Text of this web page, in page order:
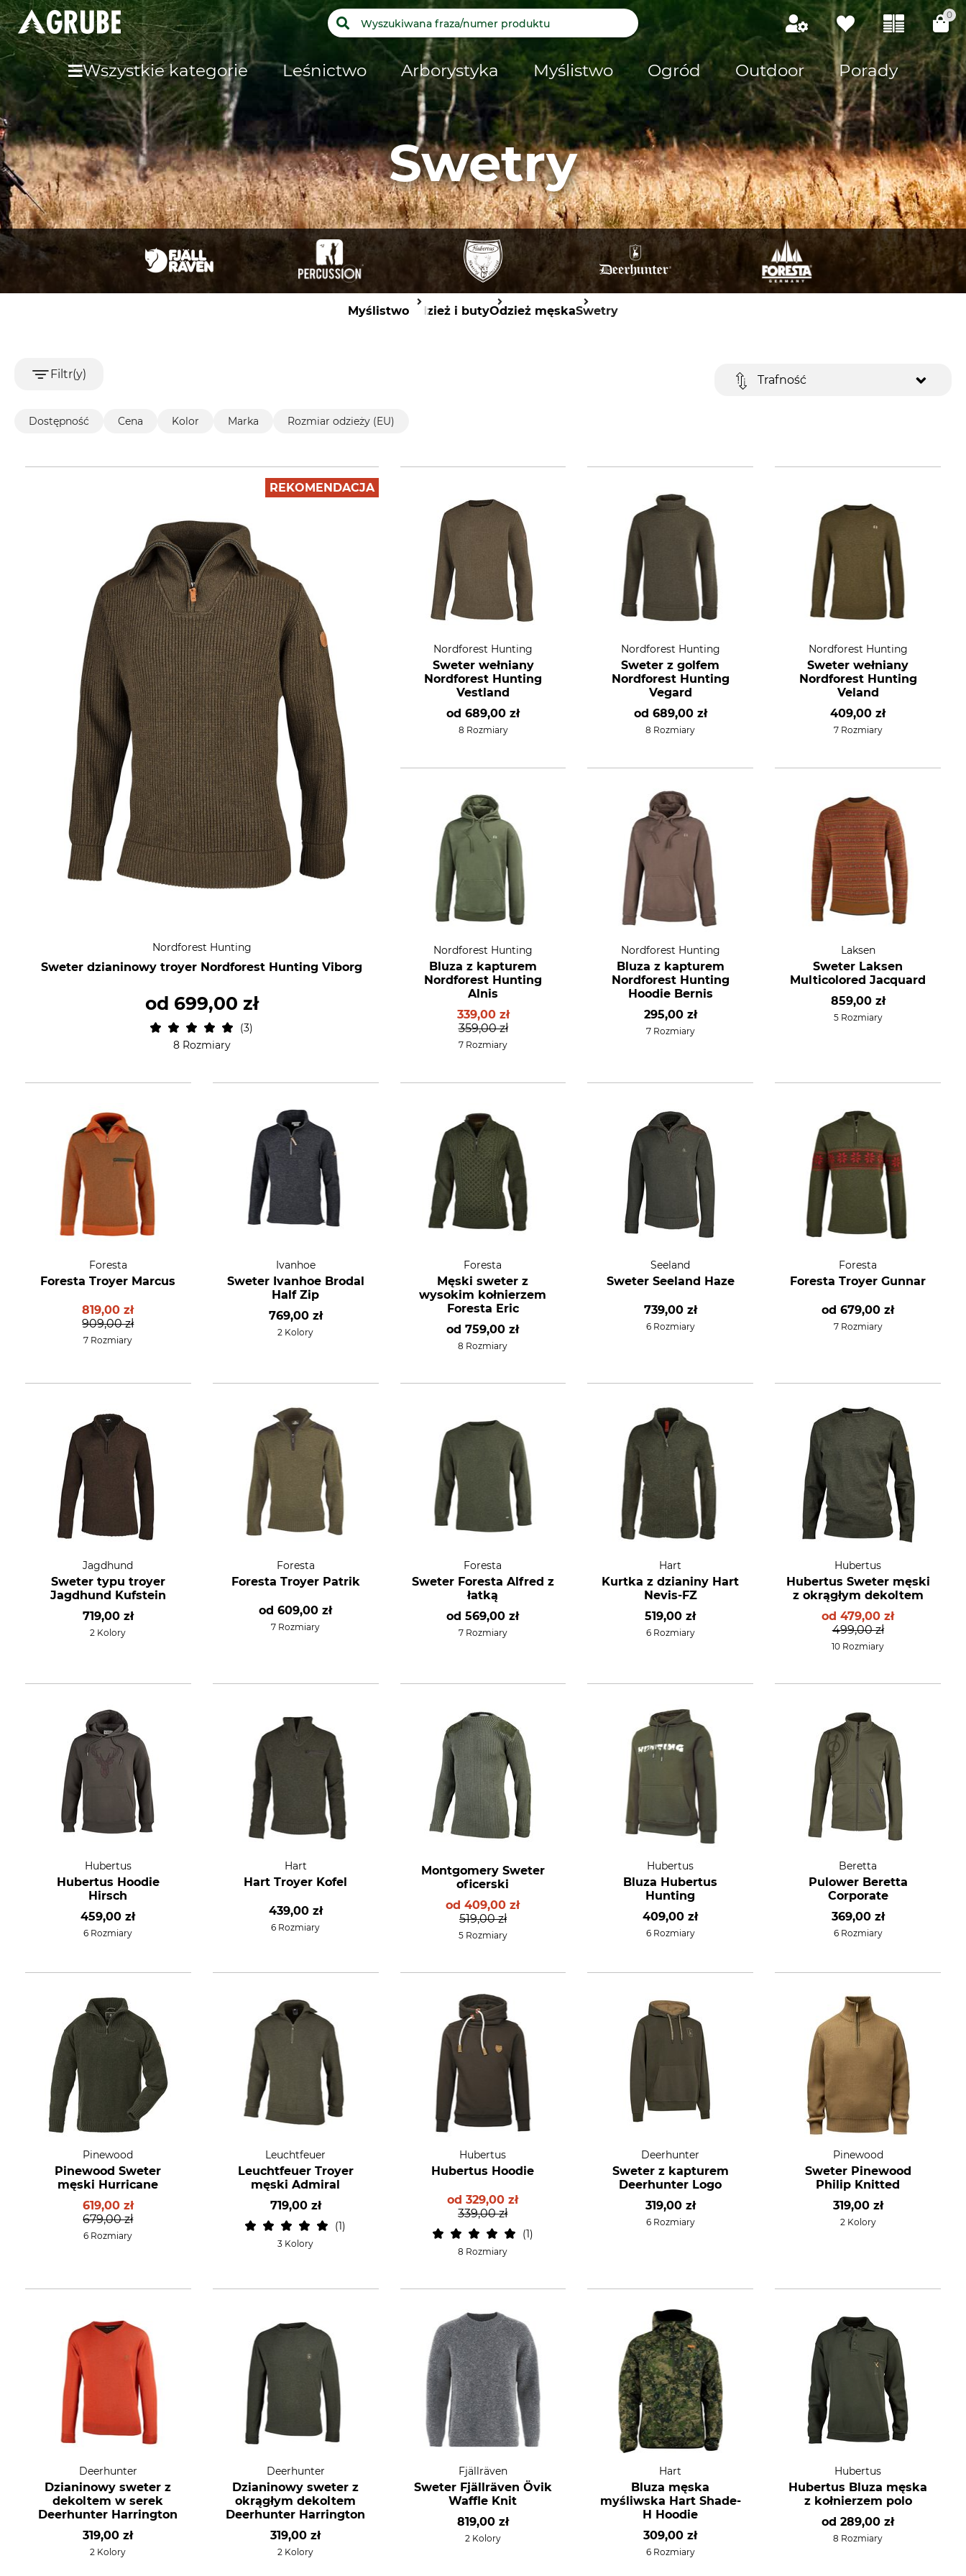
0
Wszystkie kategorie Leśnictwo Arborystyka Myślistwo Ogród Outdoor Porady
Swetry
Myślistwo Odzież i butyOdzież męskaSwetry
Filtr(y) Trafność
Dostępność Cena Kolor Marka Rozmiar odzieży (EU)
REKOMENDACJA
Nordforest Hunting
Sweter dzianinowy troyer Nordforest Hunting Viborg
od 699,00 zł
3
8 Rozmiary
Nordforest Hunting
Sweter wełniany
Nordforest Hunting
Vestland
od 689,00 zł
8 Rozmiary
Nordforest Hunting
Sweter z golfem
Nordforest Hunting
Vegard
od 689,00 zł
8 Rozmiary
Nordforest Hunting
Sweter wełniany
Nordforest Hunting
Veland
409,00 zł
7 Rozmiary
Nordforest Hunting
Bluza z kapturem
Nordforest Hunting
Alnis
339,00 zł
359,00 zł
7 Rozmiary
Nordforest Hunting
Bluza z kapturem
Nordforest Hunting
Hoodie Bernis
295,00 zł
7 Rozmiary
Laksen
Sweter Laksen
Multicolored Jacquard
859,00 zł
5 Rozmiary
Foresta
Foresta Troyer Marcus
819,00 zł
909,00 zł
7 Rozmiary
Ivanhoe
Sweter Ivanhoe Brodal
Half Zip
769,00 zł
2 Kolory
Foresta
Męski sweter z
wysokim kołnierzem
Foresta Eric
od759,00 zł
8 Rozmiary
Seeland
Sweter Seeland Haze
739,00 zł
6 Rozmiary
Foresta
Foresta Troyer Gunnar
od679,00 zł
7 Rozmiary
Jagdhund
Sweter typu troyer
Jagdhund Kufstein
719,00 zł
2 Kolory
Foresta
Foresta Troyer Patrik
od609,00 zł
7 Rozmiary
Foresta
Sweter Foresta Alfred z
łatką
od569,00 zł
7 Rozmiary
Hart
Kurtka z dzianiny Hart
Nevis-FZ
519,00 zł
6 Rozmiary
Hubertus
Hubertus Sweter męski
z okrągłym dekoltem
od479,00 zł
499,00 zł
10 Rozmiary
Hubertus
Hubertus Hoodie
Hirsch
459,00 zł
6 Rozmiary
Hart
Hart Troyer Kofel
439,00 zł
6 Rozmiary
Montgomery Sweter
oficerski
od409,00 zł
519,00 zł
5 Rozmiary
Hubertus
Bluza Hubertus
Hunting
409,00 zł
6 Rozmiary
Beretta
Pulower Beretta
Corporate
369,00 zł
6 Rozmiary
Pinewood
Pinewood Sweter
męski Hurricane
619,00 zł
679,00 zł
6 Rozmiary
Leuchtfeuer
Leuchtfeuer Troyer
męski Admiral
719,00 zł
1
3 Kolory
Hubertus
Hubertus Hoodie
od329,00 zł
339,00 zł
1
8 Rozmiary
Deerhunter
Sweter z kapturem
Deerhunter Logo
319,00 zł
6 Rozmiary
Pinewood
Sweter Pinewood
Philip Knitted
319,00 zł
2 Kolory
Deerhunter
Dzianinowy sweter z
dekoltem w serek
Deerhunter Harrington
319,00 zł
2 Kolory
Deerhunter
Dzianinowy sweter z
okrągłym dekoltem
Deerhunter Harrington
319,00 zł
2 Kolory
Fjällräven
Sweter Fjällräven Övik
Waffle Knit
819,00 zł
2 Kolory
Hart
Bluza męska
myśliwska Hart Shade-
H Hoodie
309,00 zł
6 Rozmiary
Hubertus
Hubertus Bluza męska
z kołnierzem polo
od289,00 zł
8 Rozmiary